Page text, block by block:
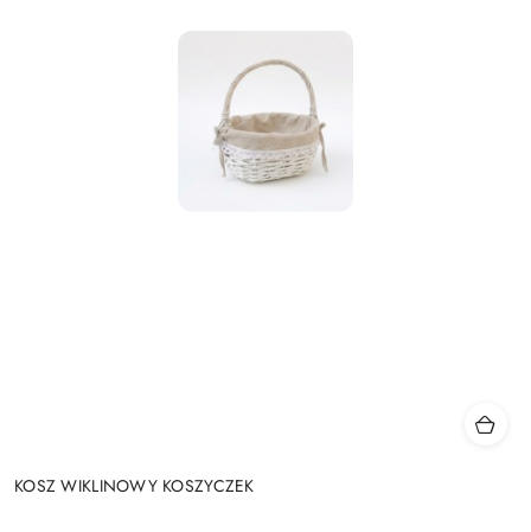
KOSZ WIKLINOWY KOSZYCZEK